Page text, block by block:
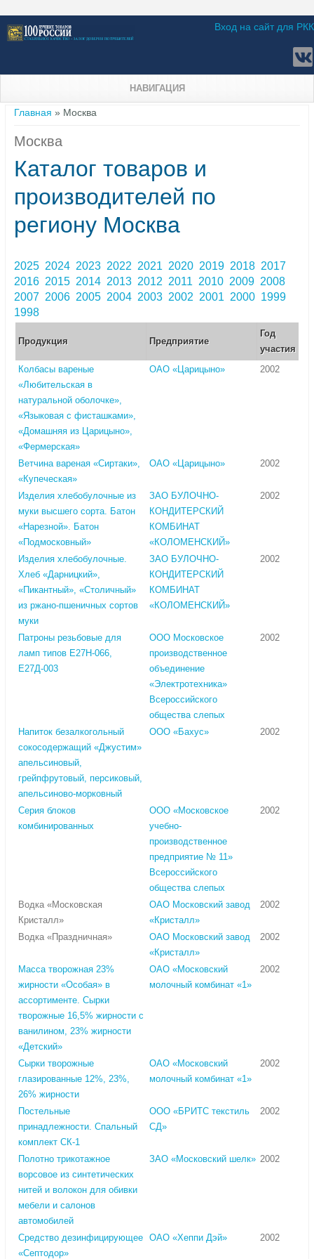
Вход на сайт для РКК
НАВИГАЦИЯ
Вы здесь
Главная » Москва
Москва
Каталог товаров и
производителей по
региону Москва
2025 2024 2023 2022 2021 2020 2019 2018 2017
2016 2015 2014 2013 2012 2011 2010 2009 2008
2007 2006 2005 2004 2003 2002 2001 2000 1999
1998
Продукция Предприятие
Год
участия
Колбасы вареные
«Любительская в
натуральной оболочке»,
«Языковая с фисташками»,
«Домашняя из Царицыно»,
«Фермерская»
ОАО «Царицыно» 2002
Ветчина вареная «Сиртаки»,
«Купеческая»
ОАО «Царицыно» 2002
Изделия хлебобулочные из
муки высшего сорта. Батон
«Нарезной». Батон
«Подмосковный»
ЗАО БУЛОЧНО-
КОНДИТЕРСКИЙ
КОМБИНАТ
«КОЛОМЕНСКИЙ»
2002
Изделия хлебобулочные.
Хлеб «Дарницкий»,
«Пикантный», «Столичный»
из ржано-пшеничных сортов
муки
ЗАО БУЛОЧНО-
КОНДИТЕРСКИЙ
КОМБИНАТ
«КОЛОМЕНСКИЙ»
2002
Патроны резьбовые для
ламп типов Е27Н-066,
Е27Д-003
ООО Московское
производственное
объединение
«Электротехника»
Всероссийского
общества слепых
2002
Напиток безалкогольный
сокосодержащий «Джустим»
апельсиновый,
грейпфрутовый, персиковый,
апельсиново-морковный
ООО «Бахус» 2002
Серия блоков
комбинированных
ООО «Московское
учебно-
производственное
предприятие № 11»
Всероссийского
общества слепых
2002
Водка «Московская
Кристалл»
ОАО Московский завод
«Кристалл»
2002
Водка «Праздничная»
ОАО Московский завод
«Кристалл»
2002
Масса творожная 23%
жирности «Особая» в
ассортименте. Сырки
творожные 16,5% жирности с
ванилином, 23% жирности
«Детский»
ОАО «Московский
молочный комбинат «1»
2002
Сырки творожные
глазированные 12%, 23%,
26% жирности
ОАО «Московский
молочный комбинат «1»
2002
Постельные
принадлежности. Спальный
комплект СК-1
ООО «БРИТС текстиль
СД»
2002
Полотно трикотажное
ворсовое из синтетических
нитей и волокон для обивки
мебели и салонов
автомобилей
ЗАО «Московский шелк» 2002
Средство дезинфицирующее
«Септодор»
ОАО «Хеппи Дэй» 2002